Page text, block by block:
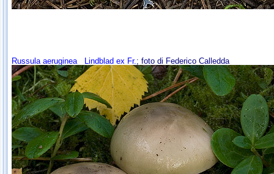
Russula aeruginea Lindblad ex Fr.; foto di Federico Calledda